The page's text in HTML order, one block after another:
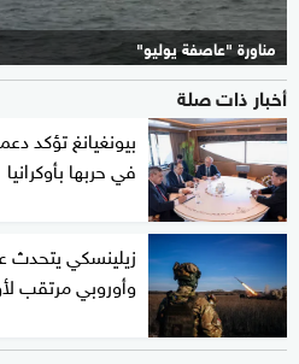
مناورة "عاصفة يوليو"
أخبار ذات صلة
بيونغيانغ تؤكد
في حربها بأوكرانيا
زيلينسكي
وأوروبي مرتقب